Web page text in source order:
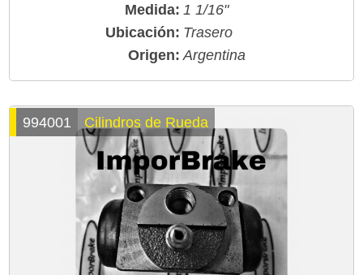
Medida: 1 1/16"
Ubicación: Trasero
Origen: Argentina
994001 Cilindros de Rueda